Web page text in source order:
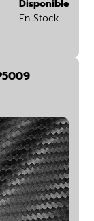
Disponible
En Stock